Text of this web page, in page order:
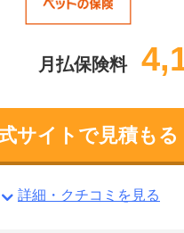
月払保険料
サイトで見積もる
詳細・クチコミを見る